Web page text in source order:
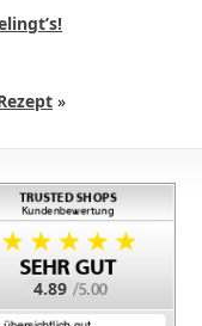
»
4.89